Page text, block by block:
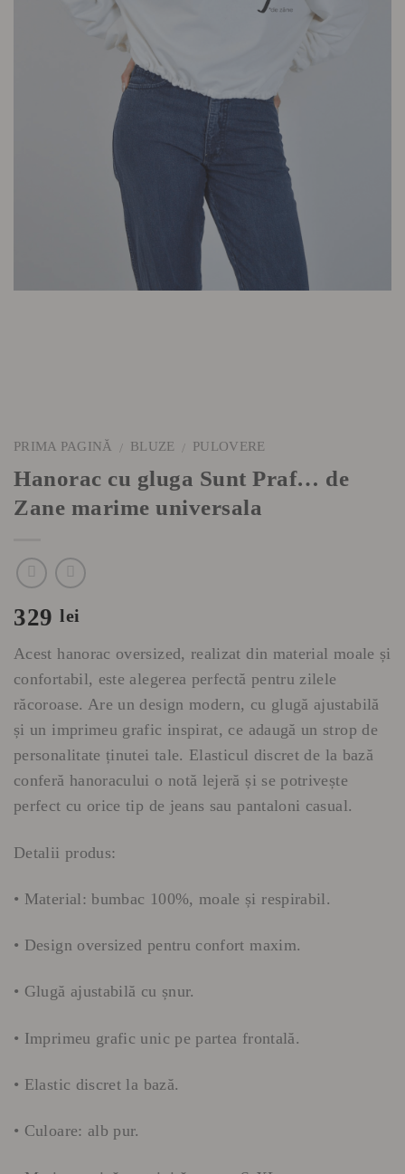
PRIMA PAGINĂ / BLUZE / PULOVERE
Hanorac cu gluga Sunt Praf… de
Zane marime universala
329lei
Acest hanorac oversized, realizat din material moale și
confortabil, este alegerea perfectă pentru zilele
răcoroase. Are un design modern, cu glugă ajustabilă
și un imprimeu grafic inspirat, ce adaugă un strop de
personalitate ținutei tale. Elasticul discret de la bază
conferă hanoracului o notă lejeră și se potrivește
perfect cu orice tip de jeans sau pantaloni casual.
Detalii produs:
• Material: bumbac 100%, moale și respirabil.
• Design oversized pentru confort maxim.
• Glugă ajustabilă cu șnur.
• Imprimeu grafic unic pe partea frontală.
• Elastic discret la bază.
• Culoare: alb pur.